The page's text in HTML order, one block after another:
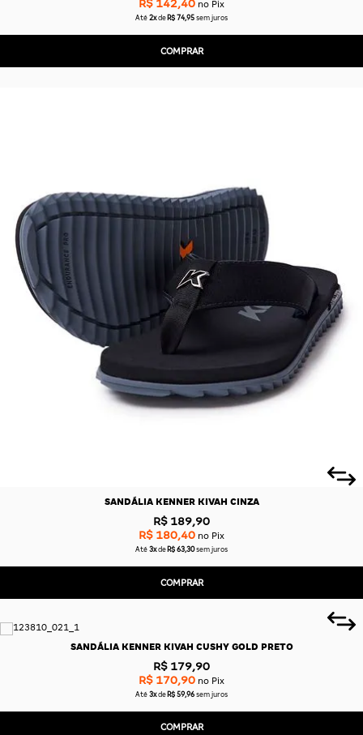
R$ 142,40 no Pix
Até 2x de R$ 74,95 sem juros
COMPRAR
SANDÁLIA KENNER KIVAH CINZA
R$ 189,90
R$ 180,40 no Pix
Até 3x de R$ 63,30sem juros
COMPRAR
SANDÁLIA KENNER KIVAH CUSHY GOLD PRETO
R$ 179,90
R$ 170,90 no Pix
Até 3x de R$ 59,96 sem juros
COMPRAR